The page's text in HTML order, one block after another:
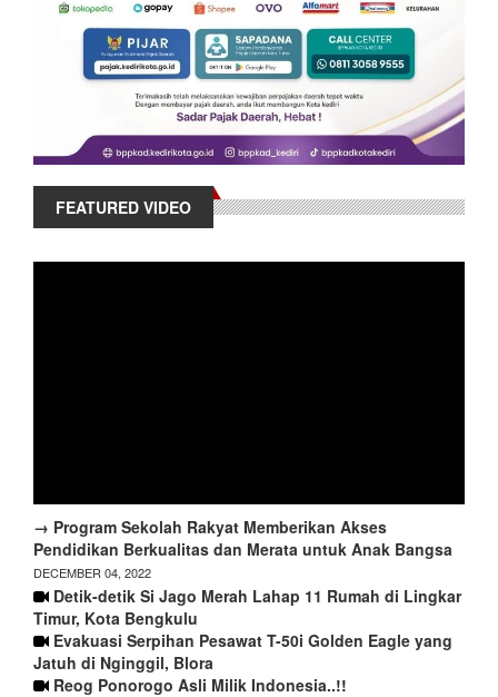
FEATURED VIDEO
→ Program Sekolah Rakyat Memberikan Akses
Pendidikan Berkualitas dan Merata untuk Anak Bangsa
DECEMBER 04, 2022
Detik-detik Si Jago Merah Lahap 11 Rumah di Lingkar
Timur, Kota Bengkulu
Evakuasi Serpihan Pesawat T-50i Golden Eagle yang
Jatuh di Nginggil, Blora
Reog Ponorogo Asli Milik Indonesia..!!